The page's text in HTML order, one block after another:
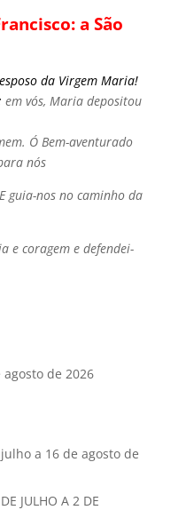
a São
da Virgem Maria!
em vós, Maria depositou
Ó Bem-aventurado
nós
E guia-nos no caminho da
e coragem e defendei-
agosto de 2026
a 16 de agosto de
JULHO A 2 DE